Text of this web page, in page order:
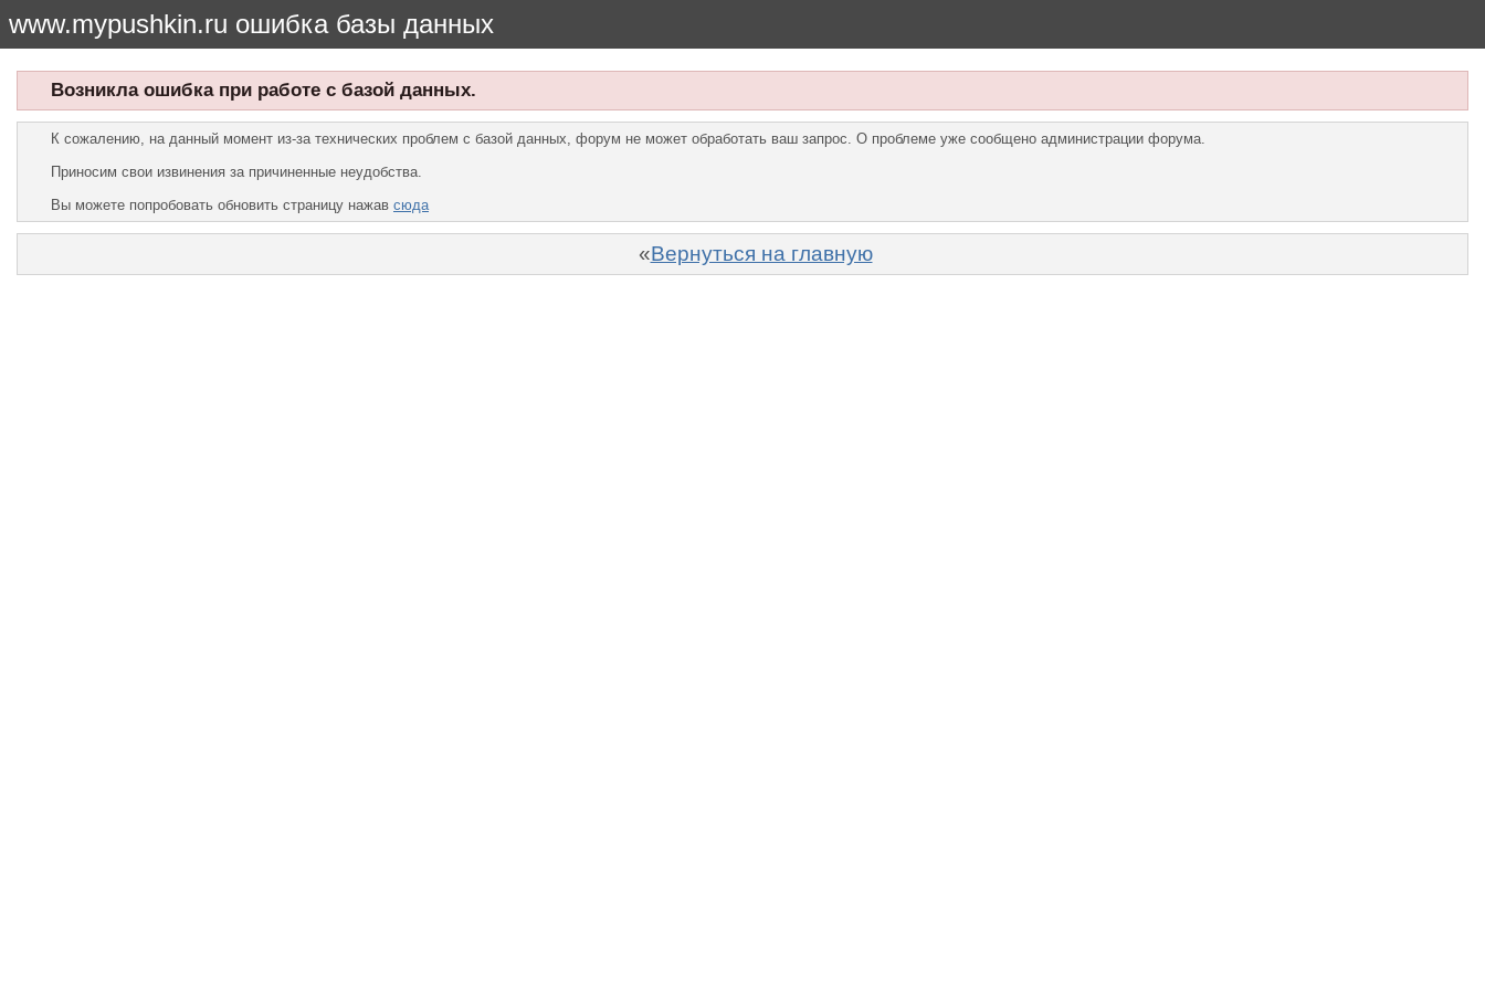
www.mypushkin.ru ошибка базы данных
Возникла ошибка при работе с базой данных.
К сожалению, на данный момент из-за технических проблем с базой данных, форум не может обработать ваш запрос. О проблеме уже сообщено администрации форума.
Приносим свои извинения за причиненные неудобства.
Вы можете попробовать обновить страницу нажав сюда
«Вернуться на главную